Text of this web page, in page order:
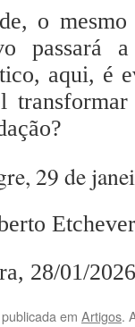
o
passará
aqui, é
29 de
28/01/
em Artigos.